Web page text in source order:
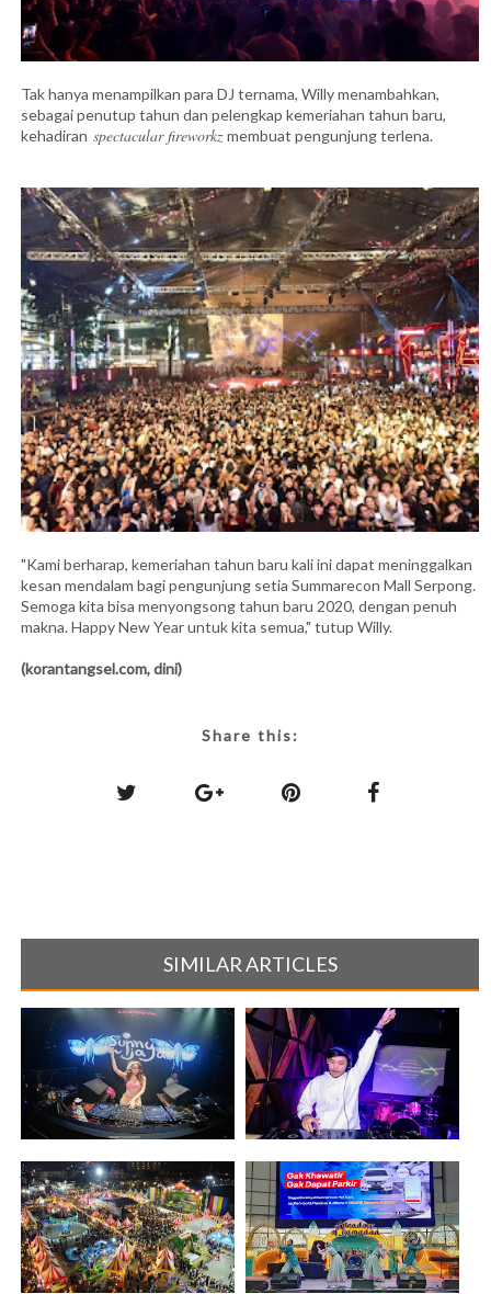
Tak hanya menampilkan para DJ ternama, Willy menambahkan,
sebagai penutup tahun dan pelengkap kemeriahan tahun baru,
kehadiran spectacular fireworkz membuat pengunjung terlena.
"Kami berharap, kemeriahan tahun baru kali ini dapat meninggalkan
kesan mendalam bagi pengunjung setia Summarecon Mall Serpong.
Semoga kita bisa menyongsong tahun baru 2020, dengan penuh
makna. Happy New Year untuk kita semua," tutup Willy.
(korantangsel.com, dini)
Share this:
SIMILAR ARTICLES
Artis Alih Profesi Jadi Disc
Jockey[...]
Raih Sejumlah Prestasi, DJ
Gusti Ra[...]